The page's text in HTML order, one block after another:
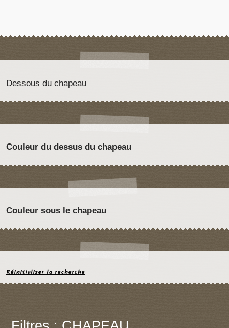
Dessous du chapeau
Couleur du dessus du chapeau
Couleur sous le chapeau
Réinitialiser la recherche